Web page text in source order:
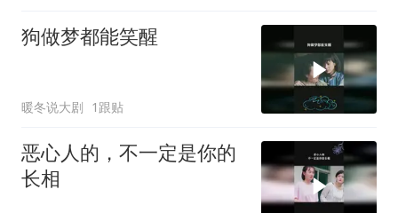
狗做梦都能笑醒
暖冬说大剧 1跟贴
恶心人的，不一定是你的
长相